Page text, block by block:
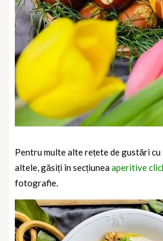
Pentru multe alte rețete de gustări
altele, găsiți în secțiuneaaperitive
fotografie.